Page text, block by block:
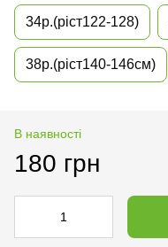
34р.(ріст122-128)
38р.(ріст140-146см)
В наявності
180 грн